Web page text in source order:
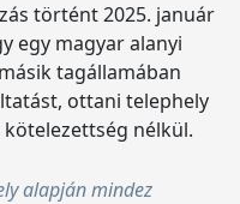
történt 2025. január
egy magyar alanyi
tagállamában
ottani telephely
nélkül.
alapján mindez